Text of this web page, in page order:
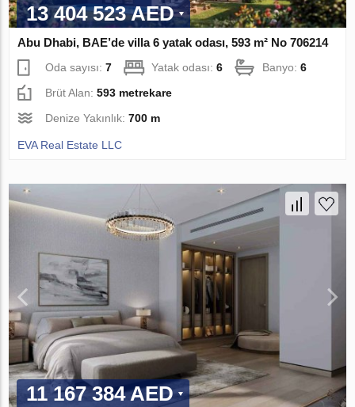
13 404 523 AED
Abu Dhabi, BAE’de villa 6 yatak odası, 593 m² No 706214
Oda sayısı:7 Yatak odası:6 Banyo:6
Brüt Alan:593 metrekare
Denize Yakınlık:700 m
EVA Real Estate LLC
11 167 384 AED